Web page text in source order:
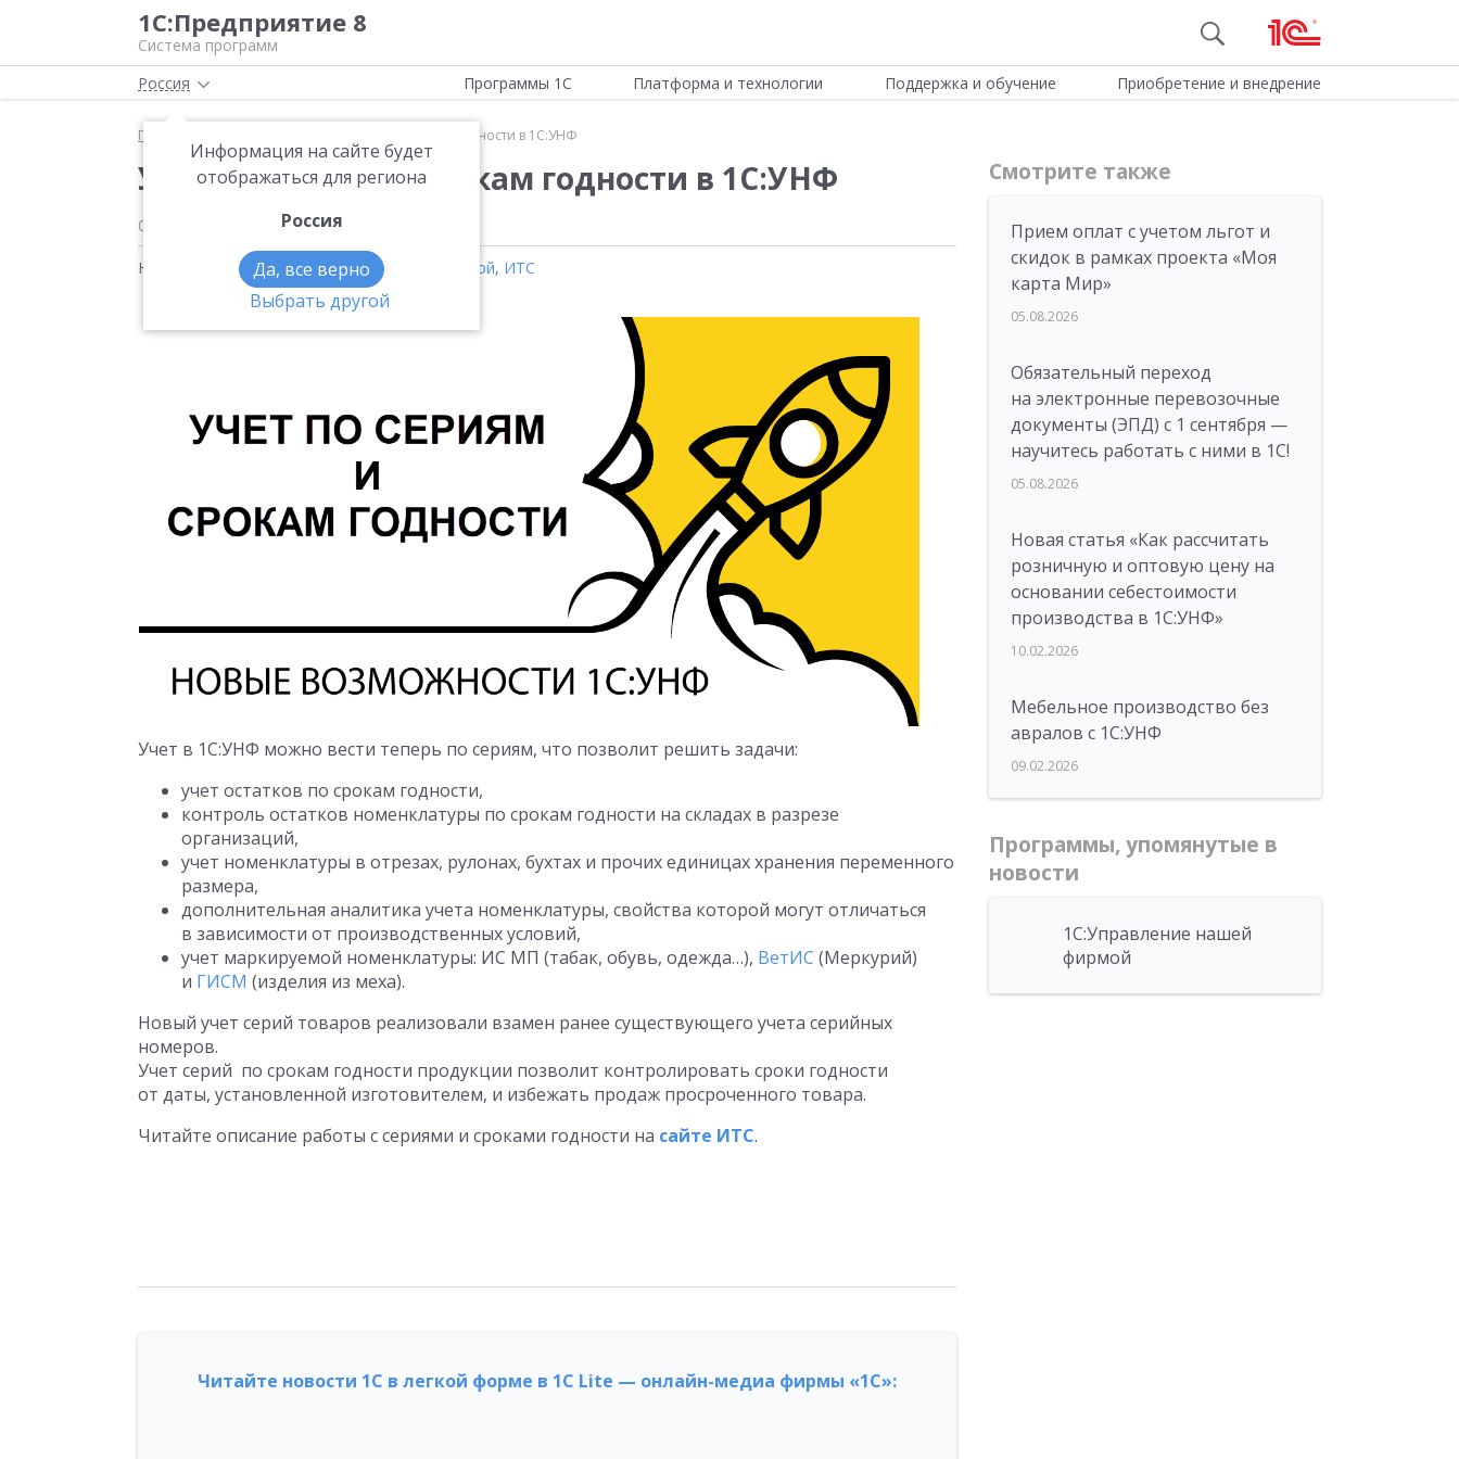
1С:Предприятие 8
Система программ
Россия
Информация на сайте будет
отображаться для региона
Россия
Да, все верно
Выбрать другой
Программы 1С Платформа и технологии Поддержка и обучение Приобретение и внедрение
Главная Учет по сериям и срокам годности в 1С:УНФ
Учет по сериям и срокам годности в 1С:УНФ
07.09.2021
Новости на тему:1С:Управление нашей фирмой, ИТС
Учет в 1С:УНФ можно вести теперь по сериям, что позволит решить задачи:
учет остатков по срокам годности,
контроль остатков номенклатуры по срокам годности на складах в разрезе
организаций,
учет номенклатуры в отрезах, рулонах, бухтах и прочих единицах хранения переменного
размера,
дополнительная аналитика учета номенклатуры, свойства которой могут отличаться
в зависимости от производственных условий,
учет маркируемой номенклатуры: ИС МП (табак, обувь, одежда…), ВетИС (Меркурий)
и ГИСМ (изделия из меха).
Новый учет серий товаров реализовали взамен ранее существующего учета серийных
номеров.
Учет серий по срокам годности продукции позволит контролировать сроки годности
от даты, установленной изготовителем, и избежать продаж просроченного товара.
Читайте описание работы с сериями и сроками годности на сайте ИТС.
Читайте новости 1С в легкой форме в 1С Lite — онлайн-медиа фирмы «1С»:
Смотрите также
Прием оплат с учетом льгот и
скидок в рамках проекта «Моя
карта Мир»
05.08.2026
Обязательный переход
на электронные перевозочные
документы (ЭПД) с 1 сентября —
научитесь работать с ними в 1С!
05.08.2026
Новая статья «Как рассчитать
розничную и оптовую цену на
основании себестоимости
производства в 1С:УНФ»
10.02.2026
Мебельное производство без
авралов с 1С:УНФ
09.02.2026
Программы, упомянутые в
новости
1С:Управление нашей
фирмой